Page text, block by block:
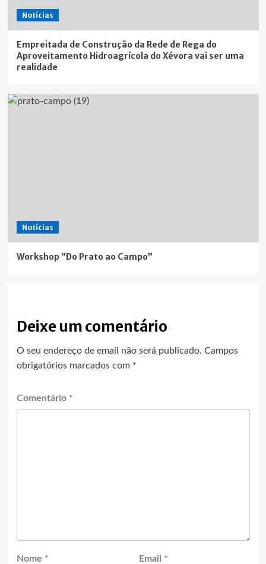
Notícias
Empreitada de Construção da Rede de Rega do
Aproveitamento Hidroagrícola do Xévora vai ser uma
realidade
Notícias
Workshop “Do Prato ao Campo”
Deixe um comentário
O seu endereço de email não será publicado. Campos
obrigatórios marcados com *
Comentário *
Nome * Email *